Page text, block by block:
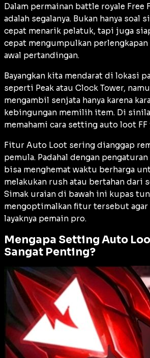
Dalam permainan battle royale Free
adalah segalanya. Bukan hanya soal
cepat menarik pelatuk, tapi juga
cepat mengumpulkan perlengkapan
awal pertandingan.
Bayangkan kita mendarat di lokasi
seperti Peak atau Clock Tower,
mengambil senjata hanya karena
kebingungan memilih item. Di
memahami cara setting auto loot FF
Fitur Auto Loot sering dianggap
pemula. Padahal dengan
bisa menghemat waktu berharga
melakukan rush atau bertahan dari
Simak uraian di bawah ini kupas
mengoptimalkan fitur tersebut
layaknya pemain pro.
Mengapa Setting Auto
Sangat Penting?